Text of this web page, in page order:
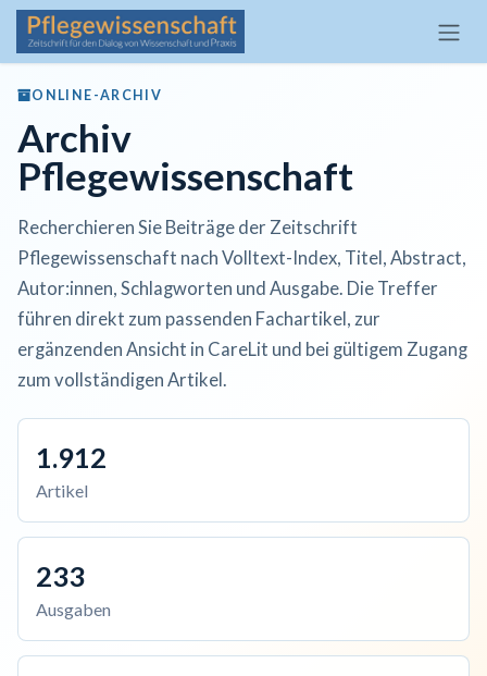
Zum Inhalt springen
ONLINE-ARCHIV
Archiv
Pflegewissenschaft
Recherchieren Sie Beiträge der Zeitschrift
Pflegewissenschaft nach Volltext-Index, Titel, Abstract,
Autor:innen, Schlagworten und Ausgabe. Die Treffer
führen direkt zum passenden Fachartikel, zur
ergänzenden Ansicht in CareLit und bei gültigem Zugang
zum vollständigen Artikel.
1.912
Artikel
233
Ausgaben